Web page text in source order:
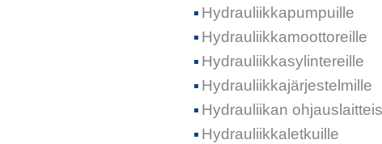
Hydrauliikkapumpuille
Hydrauliikkamoottoreille
Hydrauliikkasylintereille
Hydrauliikkajärjestelmille
Hydrauliikan
Hydrauliikkaletkuille